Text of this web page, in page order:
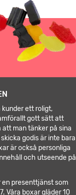
ett roligt,
gott sätt att
man tänker på sina
godis är inte bara
är också personliga
och utseende på
en presenttjänst som
Våra boxar gläder 10